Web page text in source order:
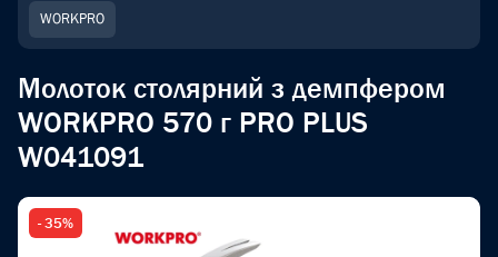
WORKPRO
Молоток столярний з демпфером
WORKPRO 570 г PRO PLUS
W041091
- 35%